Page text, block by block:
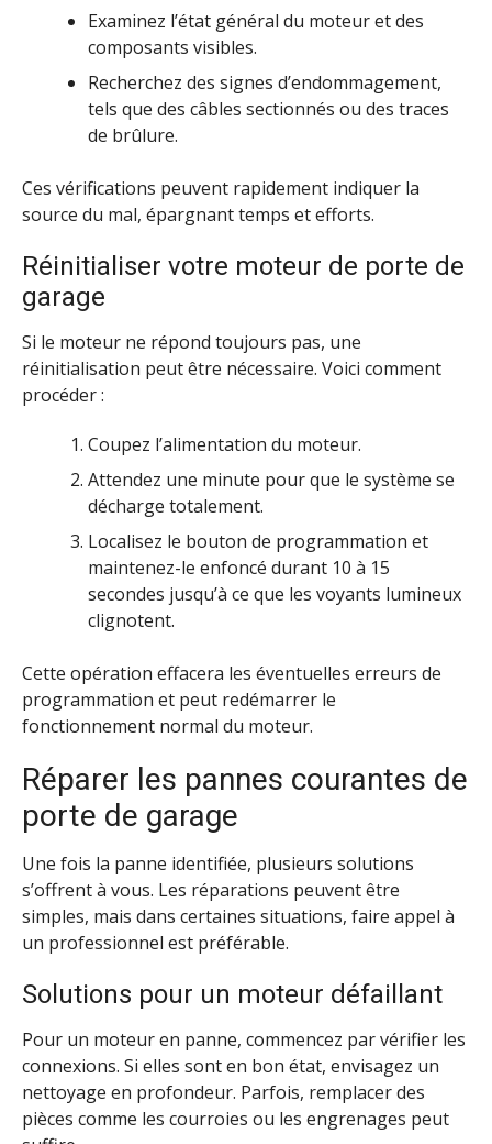
Examinez l’état général du moteur et des
composants visibles.
Recherchez des signes d’endommagement,
tels que des câbles sectionnés ou des traces
de brûlure.
Ces vérifications peuvent rapidement indiquer la
source du mal, épargnant temps et efforts.
Réinitialiser votre moteur de porte de
garage
Si le moteur ne répond toujours pas, une
réinitialisation peut être nécessaire. Voici comment
procéder :
Coupez l’alimentation du moteur.
Attendez une minute pour que le système se
décharge totalement.
Localisez le bouton de programmation et
maintenez-le enfoncé durant 10 à 15
secondes jusqu’à ce que les voyants lumineux
clignotent.
Cette opération effacera les éventuelles erreurs de
programmation et peut redémarrer le
fonctionnement normal du moteur.
Réparer les pannes courantes de
porte de garage
Une fois la panne identifiée, plusieurs solutions
s’offrent à vous. Les réparations peuvent être
simples, mais dans certaines situations, faire appel à
un professionnel est préférable.
Solutions pour un moteur défaillant
Pour un moteur en panne, commencez par vérifier les
connexions. Si elles sont en bon état, envisagez un
nettoyage en profondeur. Parfois, remplacer des
pièces comme les courroies ou les engrenages peut